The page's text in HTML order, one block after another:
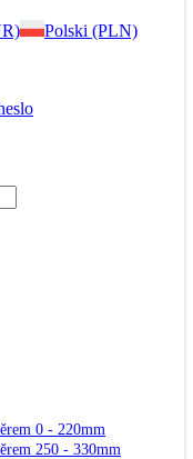
Polski (PLN)
0 - 220mm
250 - 330mm